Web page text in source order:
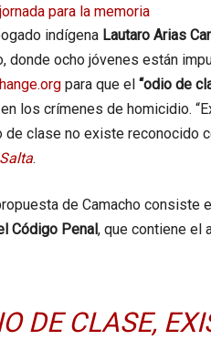
para la memoria
indígena Lautaro Arias
donde ocho jóvenes están
para que el “odio de
los crímenes de homicidio.
clase no existe reconocido
.
de Camacho consiste
Código Penal, que contiene el
DE CLASE,